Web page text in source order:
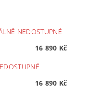
NEDOSTUPNÉ
16 890 Kč
16 890 Kč